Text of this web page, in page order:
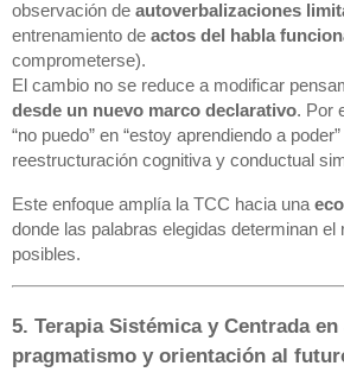
observación de autoverbalizaciones
entrenamiento de actos del habla
comprometerse).
El cambio no se reduce a modificar
desde un nuevo marco declarativo. Por
“no puedo” en “estoy aprendiendo a
reestructuración cognitiva y conductual
Este enfoque amplía la TCC hacia una
donde las palabras elegidas determinan el
posibles.
5. Terapia Sistémica y Centrada
pragmatismo y orientación al